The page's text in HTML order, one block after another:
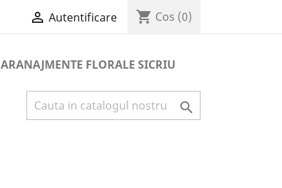
 Autentificare shopping_cart Cos (0)
ARANAJMENTE FLORALE SICRIU
